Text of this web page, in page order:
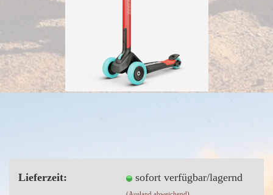
Lieferzeit: sofort verfügbar/lagernd